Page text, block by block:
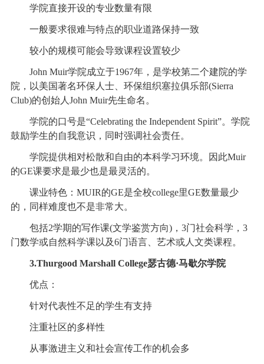
学院直接开设的专业数量有限
一般要求很难与特点的职业道路保持一致
较小的规模可能会导致课程设置较少
John Muir学院成立于1967年，是学校第二个建院的学
院，以美国著名环保人士、环保组织塞拉俱乐部(Sierra
Club)的创始人John Muir先生命名。
学院的口号是“Celebrating the Independent Spirit”。学院
鼓励学生的自我意识，同时强调社会责任。
学院提供相对松散和自由的本科学习环境。因此Muir
的GE课要求是最少也是最灵活的。
课业特色：MUIR的GE是全校college里GE数量最少
的，同样难度也不是非常大。
包括2学期的写作课(文学鉴赏方向)，3门社会科学，3
门数学或自然科学课以及6门语言、艺术或人文类课程。
3.Thurgood Marshall College瑟古德·马歇尔学院
优点：
针对代表性不足的学生有支持
注重社区的多样性
从事激进主义和社会宣传工作的机会多